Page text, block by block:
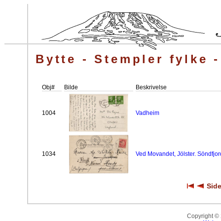
Bytte - Stempler fylke
Obj# Bilde Beskrivelse
1004 Vadheim
1034 Ved Movandet, Jölster.
Copyright ©